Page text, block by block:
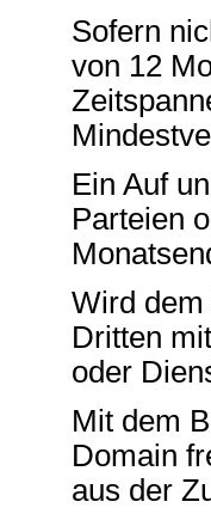
Sofern
von 12
Ein Auf
Parteien
Wird dem
Dritten
oder
Mit dem
Domain
aus der